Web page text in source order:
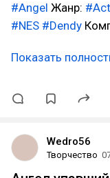
#Angel Жанр:
#NES #Dendy
Показать
Wedro56
Творчество